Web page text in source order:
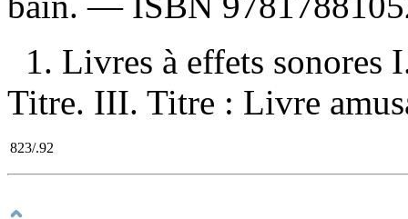
1. Livres à effets sonores
Titre. III. Titre : Livre
823/.92